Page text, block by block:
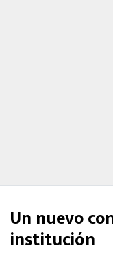
Un nuevo
institución